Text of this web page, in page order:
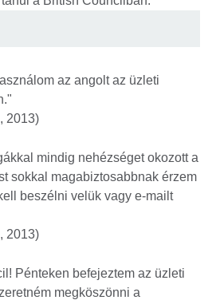
az angolt az üzleti
2013)
mindig nehézséget okozott a
sokkal magabiztosabbnak érzem
beszélni velük vagy e-mailt
2013)
Pénteken befejeztem az üzleti
megköszönni a